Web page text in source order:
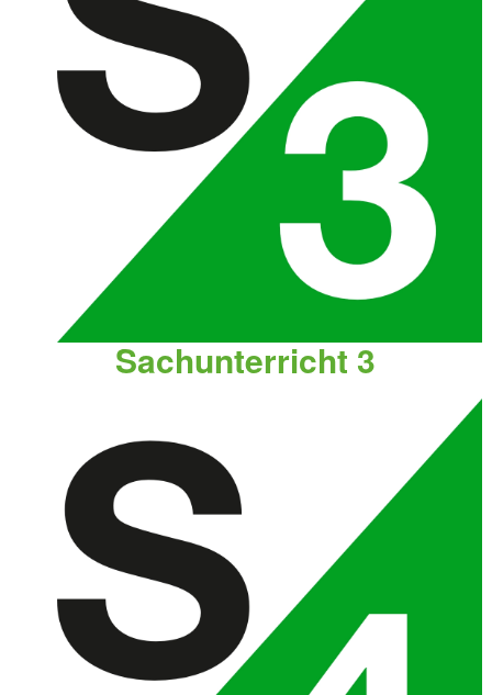
Sachunterricht 3